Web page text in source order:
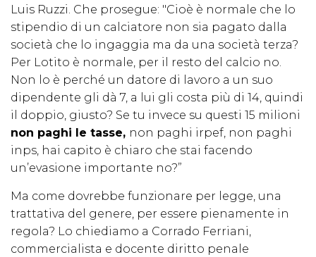
Luis Ruzzi. Che prosegue: "Cioè è normale che lo
stipendio di un calciatore non sia pagato dalla
società che lo ingaggia ma da una società terza?
Per Lotito è normale, per il resto del calcio no.
Non lo è perché un datore di lavoro a un suo
dipendente gli dà 7, a lui gli costa più di 14, quindi
il doppio, giusto? Se tu invece su questi 15 milioni
non paghi le tasse, non paghi irpef, non paghi
inps, hai capito è chiaro che stai facendo
un’evasione importante no?”
Ma come dovrebbe funzionare per legge, una
trattativa del genere, per essere pienamente in
regola? Lo chiediamo a Corrado Ferriani,
commercialista e docente diritto penale